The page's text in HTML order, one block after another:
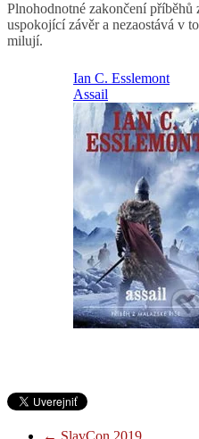
Plnohodnotné zakončení příběhů
uspokojící závěr a nezaostává v
milují.